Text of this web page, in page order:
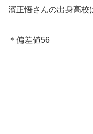
濱正悟さんの出身高校
＊偏差値56